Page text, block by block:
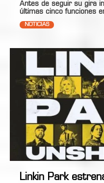
Antes de seguir su gira
últimas cinco funciones
NOTICIAS
Linkin Park